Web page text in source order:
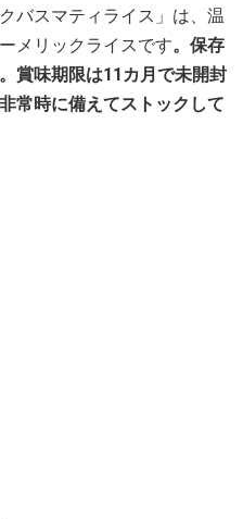
バスマティライス」は、温
メリックライスです。保存
賞味期限は11カ月で未開封
常時に備えてストックして